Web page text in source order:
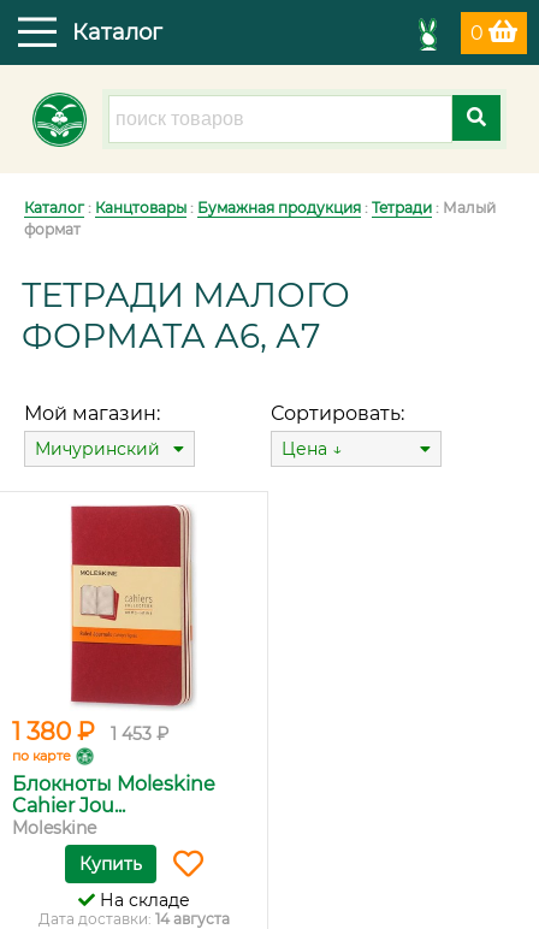
0
Каталог
Каталог: Канцтовары : Бумажная продукция : Тетради : Малый
формат
ТЕТРАДИ МАЛОГО
ФОРМАТА А6, А7
Мой магазин:
Мичуринский
Сортировать:
Цена ↓
1 380 ₽ 1 453 ₽
по карте
Блокноты Moleskine
Cahier Jou...
Moleskine
Купить
На складе
Дата доставки: 14 августа